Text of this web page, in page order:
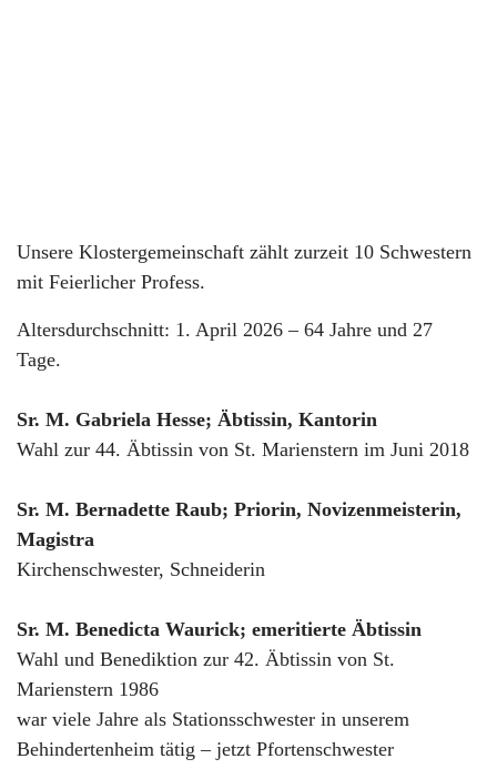
Unsere Klostergemeinschaft zählt zurzeit 10 Schwestern
mit Feierlicher Profess.
Altersdurchschnitt: 1. April 2026 – 64 Jahre und 27
Tage.
Sr. M. Gabriela Hesse; Äbtissin, Kantorin
Wahl zur 44. Äbtissin von St. Marienstern im Juni 2018
Sr. M. Bernadette Raub; Priorin, Novizenmeisterin,
Magistra
Kirchenschwester, Schneiderin
Sr. M. Benedicta Waurick; emeritierte Äbtissin
Wahl und Benediktion zur 42. Äbtissin von St.
Marienstern 1986
war viele Jahre als Stationsschwester in unserem
Behindertenheim tätig – jetzt Pfortenschwester